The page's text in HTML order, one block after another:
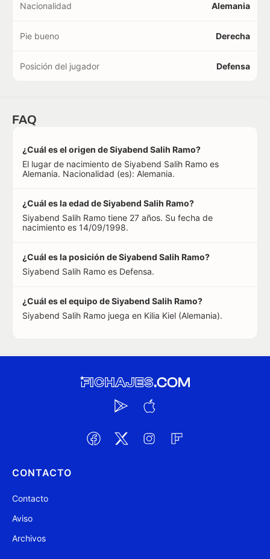
Nacionalidad Alemania
Pie bueno Derecha
Posición del jugador Defensa
FAQ
¿Cuál es el origen de Siyabend Salih Ramo?
El lugar de nacimiento de Siyabend Salih Ramo es
Alemania. Nacionalidad (es): Alemania.
¿Cuál es la edad de Siyabend Salih Ramo?
Siyabend Salih Ramo tiene 27 años. Su fecha de
nacimiento es 14/09/1998.
¿Cuál es la posición de Siyabend Salih Ramo?
Siyabend Salih Ramo es Defensa.
¿Cuál es el equipo de Siyabend Salih Ramo?
Siyabend Salih Ramo juega en Kilia Kiel (Alemania).
CONTACTO
Contacto
Aviso
Archivos